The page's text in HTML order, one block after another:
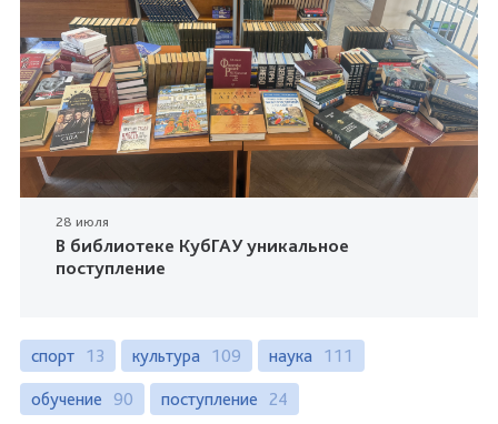
28 июля
В библиотеке КубГАУ уникальное
поступление
спорт 13 культура 109 наука 111
обучение 90 поступление 24